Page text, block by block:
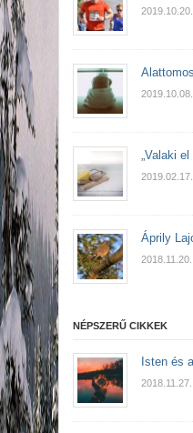
2019.10.20.
2019.10.08.
„Valaki
2019.02.17.
Áprily
2018.11.20.
NÉPSZERŰ CIKKEK
Isten és
2018.11.27.